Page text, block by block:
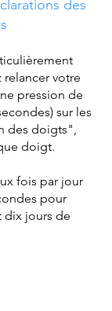
des
relancer votre
pression de
sur les
des doigts",
doigt.
fois par jour
pour
dix jours de